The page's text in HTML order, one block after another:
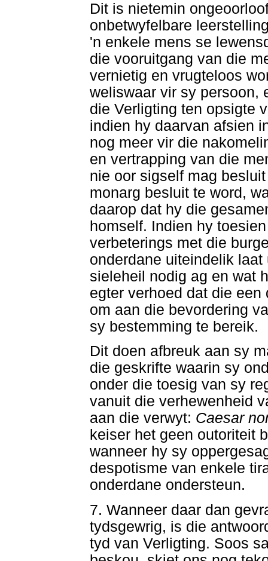
Dit is nietemin
onbetwyfelbare
'n enkele mens se
die vooruitgang van die
vernietig en vrugteloos
weliswaar vir sy persoon,
die Verligting ten opsigte
indien hy daarvan afsien
nog meer vir die
en vertrapping van die
nie oor sigself mag
monarg besluit te word,
daarop dat hy die
homself. Indien hy
verbeterings met die
onderdane uiteindelik
sieleheil nodig ag en wat
egter verhoed dat die
om aan die bevordering
sy bestemming te bereik.
Dit doen afbreuk aan sy
die geskrifte waarin sy
onder die toesig van sy
vanuit die verhewenheid
aan die verwyt: Caesar
keiser het geen outoriteit
wanneer hy sy
despotisme van enkele
onderdane ondersteun.
7. Wanneer daar dan
tydsgewrig, is die
tyd van Verligting. Soos